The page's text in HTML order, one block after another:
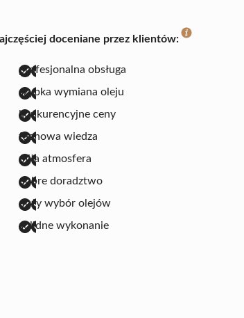
doceniane przez klientów:
profesjonalna obsługa
szybka wymiana oleju
konkurencyjne ceny
fachowa wiedza
miła atmosfera
dobre doradztwo
duży wybór olejów
solidne wykonanie